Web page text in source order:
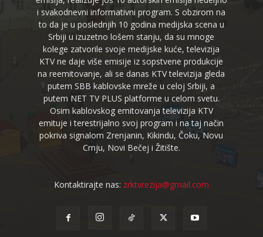
i svakodnevni informativni program. S obzirom na
to da je u poslednjih 10 godina medijska scena u
Srbiji u izuzetno lošem stanju, da su mnoge
kolege zatvorile svoje medijske kuće, televizija
KTV ne daje više emisije iz sopstvene produkcije
na reemitovanje, ali se danas KTV televizija gleda
putem SBB kablovske mreže u celoj Srbiji, a
putem NET TV PLUS platforme u celom svetu.
Osim kablovskog emitovanja televizija KTV
emituje i terestrijalno svoj program i na taj način
pokriva signalom Zrenjanin, Kikindu, Čoku, Novu
Crnju, Novi Bečej i Žitište.
Kontaktirajte nas: zrktvrezija@gmail.com